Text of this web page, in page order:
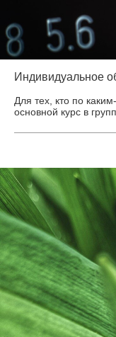
Индивидуальное
Для тех, кто по
основной курс в